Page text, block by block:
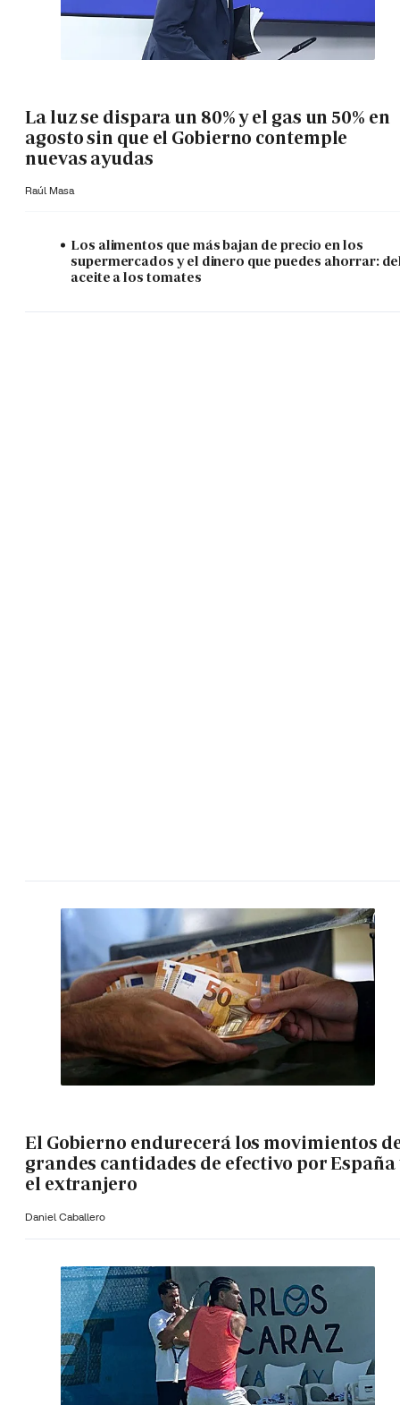
La luz se dispara un 80% y el gas un 50% en
agosto sin que el Gobierno contemple
nuevas ayudas
Raúl Masa
Los alimentos que más bajan de precio en los
supermercados y el dinero que puedes ahorrar:
aceite a los tomates
El Gobierno endurecerá los movimientos
grandes cantidades de efectivo por España
el extranjero
Daniel Caballero